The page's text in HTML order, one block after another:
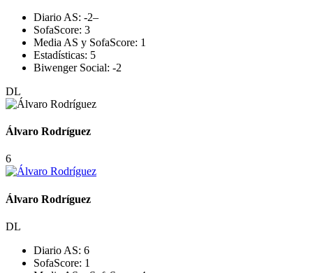
Diario AS: -2–
SofaScore: 3
Media AS y SofaScore: 1
Estadísticas: 5
Biwenger Social: -2
DL
Álvaro Rodríguez
6
Álvaro Rodríguez
DL
Diario AS: 6
SofaScore: 1